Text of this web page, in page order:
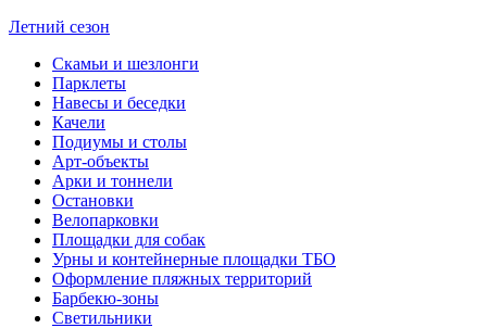
Летний сезон
Скамьи и шезлонги
Парклеты
Навесы и беседки
Качели
Подиумы и столы
Арт-объекты
Арки и тоннели
Остановки
Велопарковки
Площадки для собак
Урны и контейнерные площадки ТБО
Оформление пляжных территорий
Барбекю-зоны
Светильники